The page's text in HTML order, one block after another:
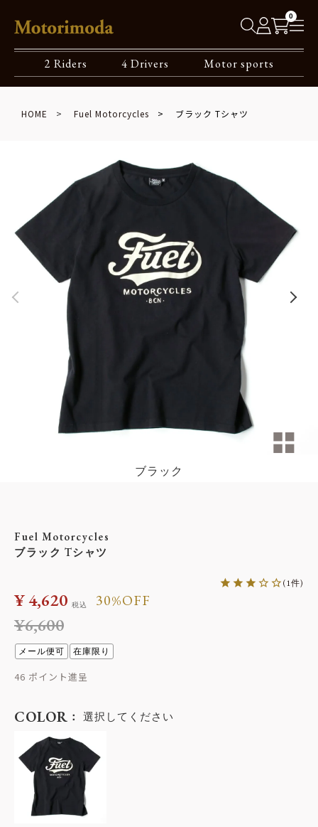
0
2 Riders 4 Drivers Motor sports
HOME Fuel Motorcycles ブラック Tシャツ
ブラック
Fuel Motorcycles
ブラック Tシャツ
1
¥6,600
30%OFF
¥4,620 税込
メール便可 在庫限り
46
COLOR 選択してください